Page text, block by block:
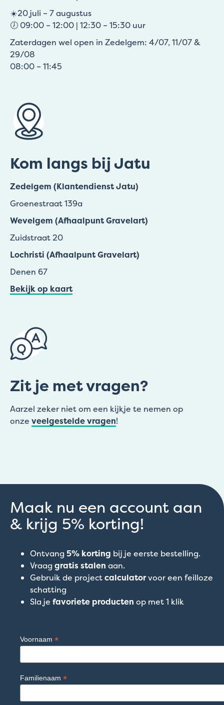
☀️20 juli – 7 augustus
🕖 09:00 – 12:00 | 12:30 – 15:30 uur
Zaterdagen wel open in Zedelgem: 4/07, 11/07 &
29/08
08:00 – 11:45
Kom langs bij Jatu
Zedelgem (Klantendienst Jatu)
Groenestraat 139a
Wevelgem (Afhaalpunt Gravelart)
Zuidstraat 20
Lochristi (Afhaalpunt Gravelart)
Denen 67
Bekijk op kaart
Zit je met vragen?
Aarzel zeker niet om een kijkje te nemen op
onze veelgestelde vragen!
Maak nu een account aan
& krijg 5% korting!
Ontvang 5% korting bij je eerste bestelling.
Vraag gratis stalen aan.
Gebruik de projectcalculatorvoor een feilloze
schatting
Sla je favoriete producten op met 1 klik
Voornaam *
Familienaam *